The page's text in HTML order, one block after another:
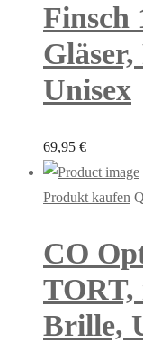
Finsch
Unisex
69,95 €
Produkt kaufen
CO
TORT,
Brille,